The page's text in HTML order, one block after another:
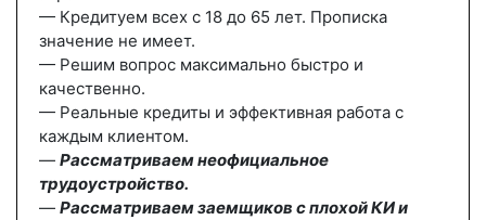
— Кредитуем всех с 18 до 65 лет. Прописка
значение не имеет.
— Решим вопрос максимально быстро и
качественно.
— Реальные кредиты и эффективная работа с
каждым клиентом.
— Рассматриваем неофициальное
трудоустройство.
— Рассматриваем заемщиков с плохой КИ и